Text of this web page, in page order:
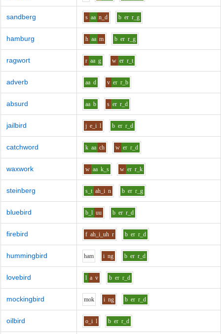
sandberg s aa n_d b er r_g
hamburg h aa m b er r_g
ragwort r aa g w er r_t
adverb aa d v er r_b
absurd aa b s er r_d
jailbird j e_i l b er r_d
catchword k aa ch w er r_d
waxwork w aa k_s w er r_k
steinberg s_t ah_i n b er r_g
bluebird b_l uu b er r_d
firebird f ah_i_uh r b er r_d
hummingbird ham i ng b er r_d
lovebird l a v b er r_d
mockingbird mok i ng b er r_d
oilbird o_i l b er r_d